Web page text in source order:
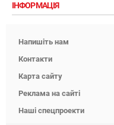
ІНФОРМАЦІЯ
Напишіть нам
Контакти
Карта сайту
Реклама на сайті
Наші спецпроекти